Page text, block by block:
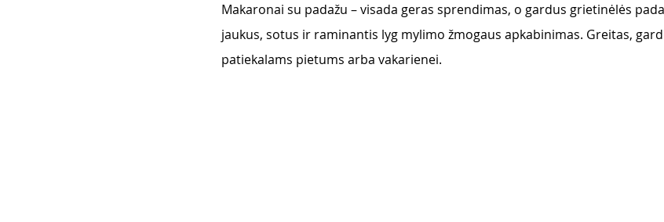
Makaronai su padažu – visada geras sprendimas, o gardus grietinėlės
jaukus, sotus ir raminantis lyg mylimo žmogaus apkabinimas. Greitas,
patiekalams pietums arba vakarienei.